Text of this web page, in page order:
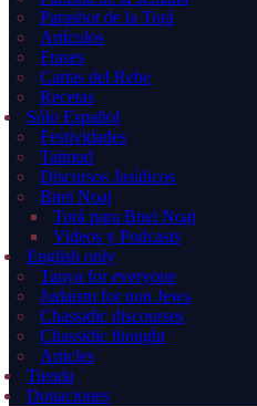
Parashot de la Torá
Artículos
Frases
Cartas del Rebe
Recetas
Sólo Español
Festividades
Talmud
Discursos Jasídicos
Bnei Noaj
Torá para Bnei Noaj
Videos y Podcasts
English only
Tanya for everyone
Judaism for non Jews
Chassidic discourses
Chassidic thought
Articles
Tienda
Donaciones